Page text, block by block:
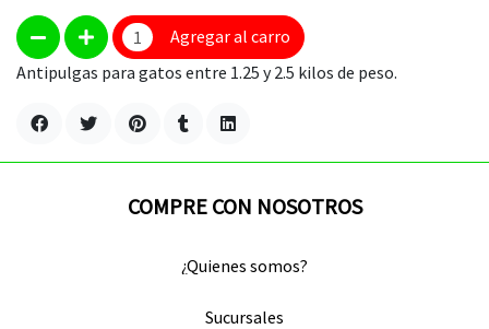
Agregar al carro
Antipulgas para gatos entre 1.25 y 2.5 kilos de peso.
COMPRE CON NOSOTROS
¿Quienes somos?
Sucursales